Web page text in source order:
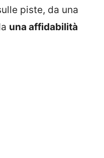
piste, da una
una affidabilità